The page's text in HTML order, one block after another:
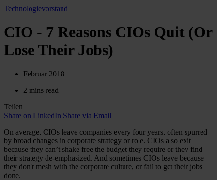
Technologievorstand
CIO - 7 Reasons CIOs Quit (Or
Lose Their Jobs)
Februar 2018
2 mins read
Teilen
Share on LinkedIn Share via Email
On average, CIOs leave companies every four years, often spurred
by broad changes in corporate strategy or role. CIOs also exit
because they can’t shake free the budget they require or they find
their strategy de-emphasized. And sometimes CIOs leave because
they don't mesh with the corporate culture, or fail to get their jobs
done.